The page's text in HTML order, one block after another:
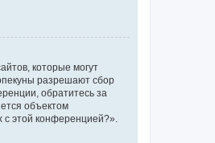
которые могут
разрешают сбор
обратитесь за
объектом
с этой конференцией?».